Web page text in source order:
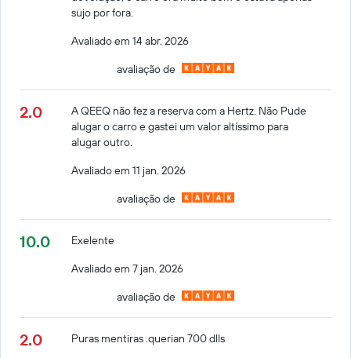
sujo por fora.
Avaliado em 14 abr. 2026
avaliação de
2.0
A QEEQ não fez a reserva com a Hertz. Não Pude
alugar o carro e gastei um valor altíssimo para
alugar outro.
Avaliado em 11 jan. 2026
avaliação de
10.0
Exelente
Avaliado em 7 jan. 2026
avaliação de
2.0
Puras mentiras .querian 700 dlls